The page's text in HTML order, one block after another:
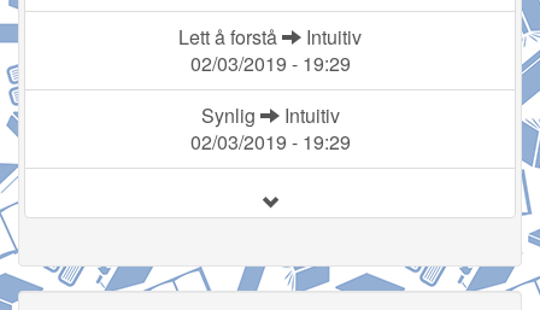
Lett å forstå
Intuitiv
02/03/2019 - 19:29
Synlig
Intuitiv
02/03/2019 - 19:29